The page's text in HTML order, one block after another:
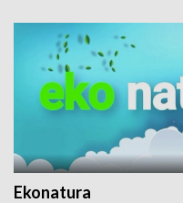
Ekonatura